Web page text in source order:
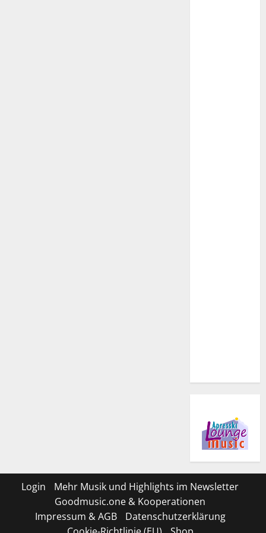
Login
Mehr Musik und Highlights im Newsletter
Goodmusic.one & Kooperationen
Impressum & AGB
Datenschutzerklärung